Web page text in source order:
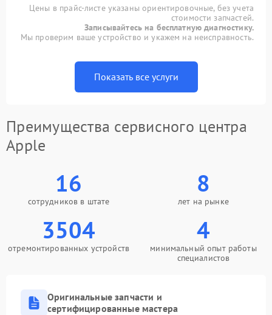
Цены в прайс-листе указаны ориентировочные, без учета
стоимости запчастей.
Записывайтесь на бесплатную диагностику.
Мы проверим ваше устройство и укажем на неисправность.
Показать все услуги
Преимущества сервисного центра
Apple
16
сотрудников в штате
8
лет на рынке
3504
отремонтированных устройств
4
минимальный опыт работы
специалистов
Оригинальные запчасти и
сертифицированные мастера